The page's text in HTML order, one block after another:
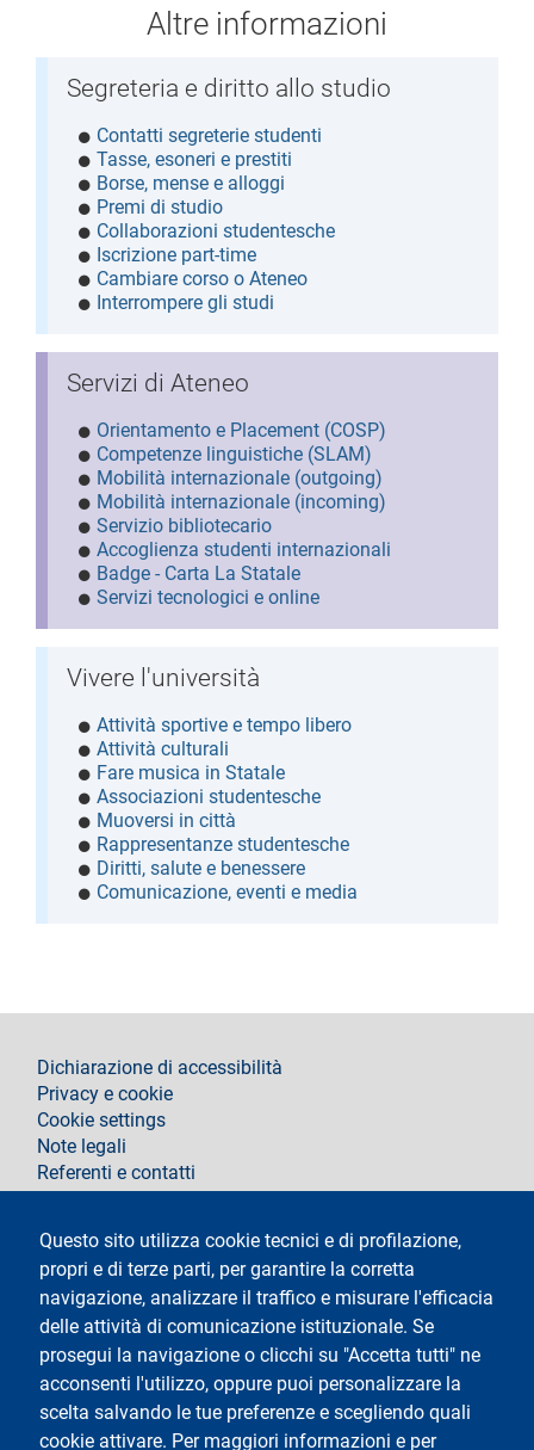
Altre informazioni
Segreteria e diritto allo studio
Contatti segreterie studenti
Tasse, esoneri e prestiti
Borse, mense e alloggi
Premi di studio
Collaborazioni studentesche
Iscrizione part-time
Cambiare corso o Ateneo
Interrompere gli studi
Servizi di Ateneo
Orientamento e Placement (COSP)
Competenze linguistiche (SLAM)
Mobilità internazionale (outgoing)
Mobilità internazionale (incoming)
Servizio bibliotecario
Accoglienza studenti internazionali
Badge - Carta La Statale
Servizi tecnologici e online
Vivere l'università
Attività sportive e tempo libero
Attività culturali
Fare musica in Statale
Associazioni studentesche
Muoversi in città
Rappresentanze studentesche
Diritti, salute e benessere
Comunicazione, eventi e media
Questo sito utilizza cookie tecnici e di profilazione,
propri e di terze parti, per garantire la corretta
navigazione, analizzare il traffico e misurare l'efficacia
delle attività di comunicazione istituzionale. Se
prosegui la navigazione o clicchi su "Accetta tutti" ne
acconsenti l'utilizzo, oppure puoi personalizzare la
scelta salvando le tue preferenze e scegliendo quali
cookie attivare. Per maggiori informazioni e per
footer
Dichiarazione di accessibilità
Privacy e cookie
Cookie settings
Note legali
Referenti e contatti
Testo
Università degli Studi di Milano
Via Festa del Perdono 7 - 20122 Milano
Tel.+39 02 5032 5032